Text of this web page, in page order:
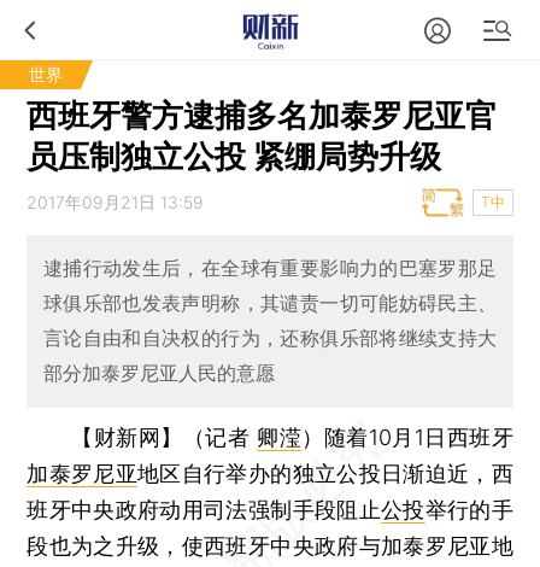
世界
西班牙警方逮捕多名加泰罗尼亚官
员压制独立公投 紧绷局势升级
2017年09月21日 13:59 T中
逮捕行动发生后，在全球有重要影响力的巴塞罗那足
球俱乐部也发表声明称，其谴责一切可能妨碍民主、
言论自由和自决权的行为，还称俱乐部将继续支持大
部分加泰罗尼亚人民的意愿
【财新网】（记者 卿滢） 随着10月1日西班牙
加泰罗尼亚地区自行举办的独立公投日渐迫近，西
班牙中央政府动用司法强制手段阻止公投举行的手
段也为之升级，使西班牙中央政府与加泰罗尼亚地